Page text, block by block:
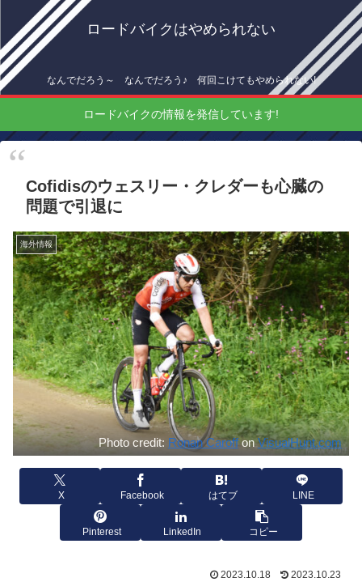
ロードバイクはやめられない
なんでだろう～ なんでだろう♪ 何回こけてもやめられない!
ロードバイクの情報を発信しています!
Cofidisのウェスリー・クレダーも心臓の
問題で引退に
海外情報
Photo credit: Ronan CaroffonVisualHunt.com
X Facebook はてブ LINE
Pinterest LinkedIn コピー
2023.10.18 2023.10.23